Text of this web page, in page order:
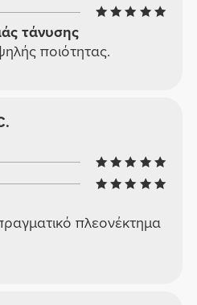
τάνυσης
ποιότητας.
πλεονέκτημα